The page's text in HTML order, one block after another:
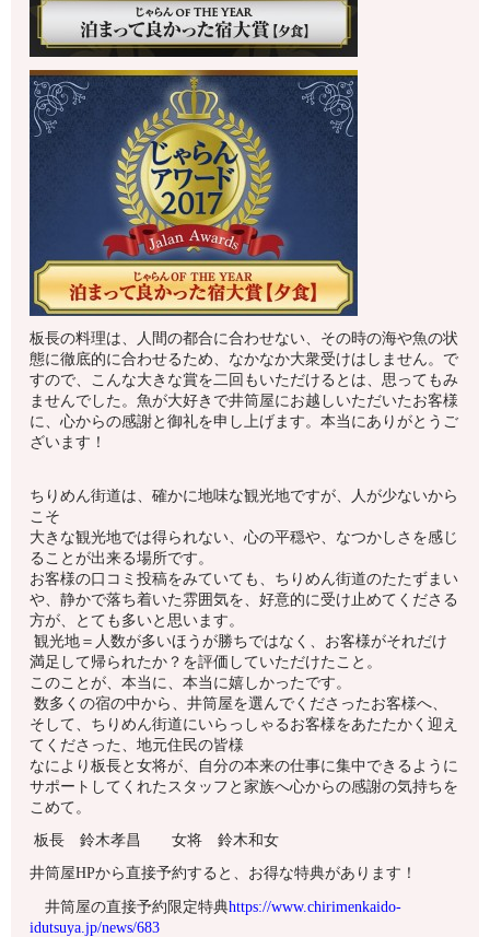
板長の料理は、人間の都合に合わせない、その時の海や魚の状
態に徹底的に合わせるため、なかなか大衆受けはしません。で
すので、こんな大きな賞を二回もいただけるとは、思ってもみ
ませんでした。魚が大好きで井筒屋にお越しいただいたお客様
に、心からの感謝と御礼を申し上げます。本当にありがとうご
ざいます！
ちりめん街道は、確かに地味な観光地ですが、人が少ないから
こそ
大きな観光地では得られない、心の平穏や、なつかしさを感じ
ることが出来る場所です。
お客様の口コミ投稿をみていても、ちりめん街道のたたずまい
や、静かで落ち着いた雰囲気を、好意的に受け止めてくださる
方が、とても多いと思います。
観光地＝人数が多いほうが勝ちではなく、お客様がそれだけ
満足して帰られたか？を評価していただけたこと。
このことが、本当に、本当に嬉しかったです。
数多くの宿の中から、井筒屋を選んでくださったお客様へ、
そして、ちりめん街道にいらっしゃるお客様をあたたかく迎え
てくださった、地元住民の皆様
なにより板長と女将が、自分の本来の仕事に集中できるように
サポートしてくれたスタッフと家族へ心からの感謝の気持ちを
こめて。
板長 鈴木孝昌 女将 鈴木和女
井筒屋HPから直接予約すると、お得な特典があります！
井筒屋の直接予約限定特典https://www.chirimenkaido-
idutsuya.jp/news/683